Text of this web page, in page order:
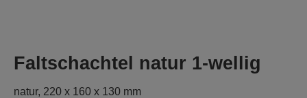
Faltschachtel natur 1-wellig
natur, 220 x 160 x 130 mm